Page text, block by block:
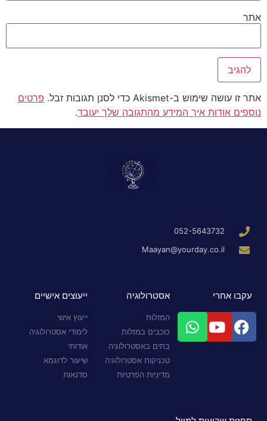
אתר
אתר זו עושה שימוש ב-Akismet כדי לסנן תגובות זבל.
פרטים
נוספים אודות איך המידע מהתגובה שלך יעובד.
052-5643732
Maayan@yourday.co.il
עקבו אחרי אסטרולוגיה
המזלות
כוכבים במזלות
בתים באסטרולוגיה
טכניקות אסטרולוגיה
מדיניות הפרטיות
ייעוצים אישיים
ייעוץ אישי
לימודי אסטרולוגיה
אודותי
שיעור לדוגמא
סדנאות